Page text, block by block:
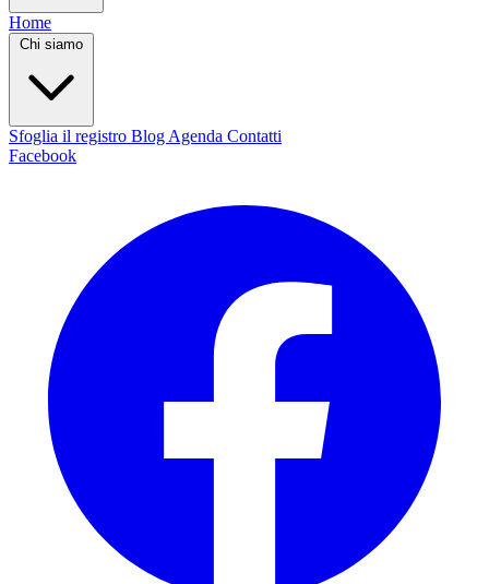
Home
Chi siamo
Sfoglia il registro Blog Agenda Contatti
Facebook